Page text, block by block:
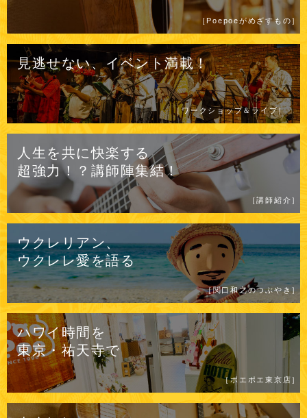
［Poepoeがめざすもの］
見逃せない、イベント満載！
［ワークショップ＆ライブ］
人生を共に快楽する
超強力！？ 講師陣集結！
［講師紹介］
ウクレリアン、
ウクレレ愛を語る
［関口和之のつぶやき］
ハワイ時間を
東京・祐天寺で
［ポエポエ東京店］